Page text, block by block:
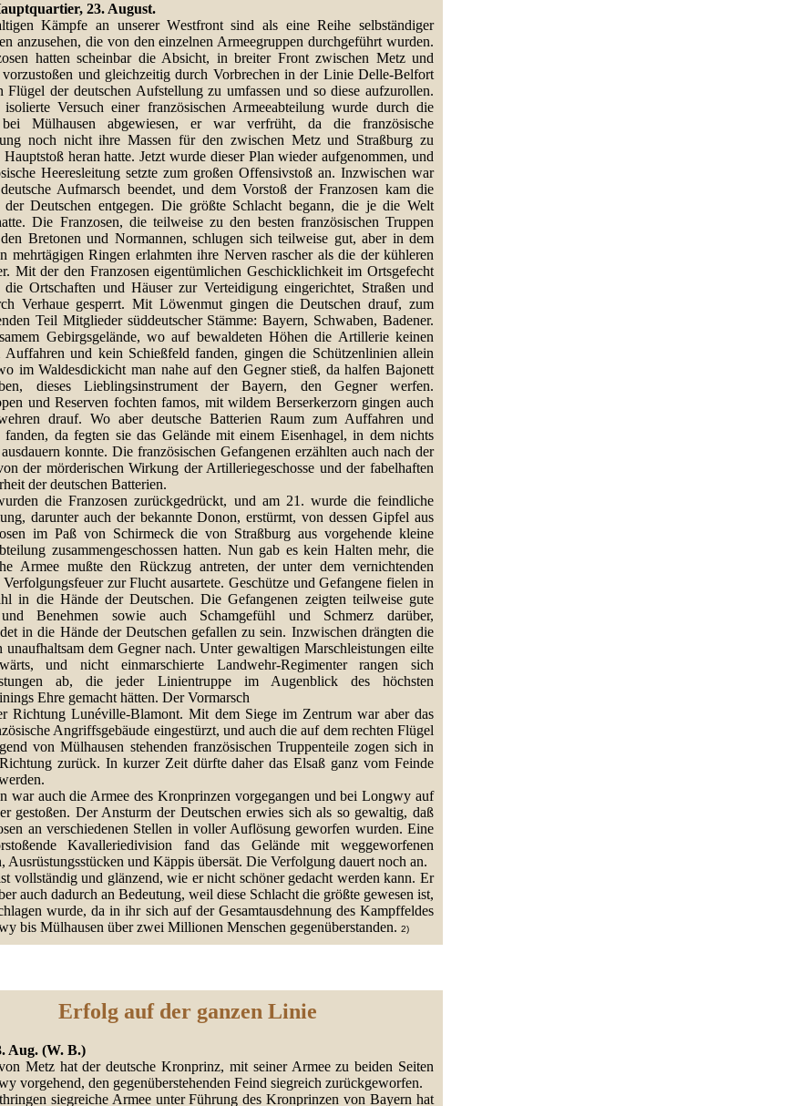
23. August.
Kämpfe an unserer Westfront sind als eine Reihe selbständiger
anzusehen, die von den einzelnen Armeegruppen durchgeführt wurden.
hatten scheinbar die Absicht, in breiter Front zwischen Metz und
vorzustoßen und gleichzeitig durch Vorbrechen in der Linie Delle-Belfort
Flügel der deutschen Aufstellung zu umfassen und so diese aufzurollen.
Versuch einer französischen Armeeabteilung wurde durch die
bei Mülhausen abgewiesen, er war verfrüht, da die französische
noch nicht ihre Massen für den zwischen Metz und Straßburg zu
Hauptstoß heran hatte. Jetzt wurde dieser Plan wieder aufgenommen, und
Heeresleitung setzte zum großen Offensivstoß an. Inzwischen war
Aufmarsch beendet, und dem Vorstoß der Franzosen kam die
der Deutschen entgegen. Die größte Schlacht begann, die je die Welt
Die Franzosen, die teilweise zu den besten französischen Truppen
Bretonen und Normannen, schlugen sich teilweise gut, aber in dem
mehrtägigen Ringen erlahmten ihre Nerven rascher als die der kühleren
Mit der den Franzosen eigentümlichen Geschicklichkeit im Ortsgefecht
die Ortschaften und Häuser zur Verteidigung eingerichtet, Straßen und
Verhaue gesperrt. Mit Löwenmut gingen die Deutschen drauf, zum
Teil Mitglieder süddeutscher Stämme: Bayern, Schwaben, Badener.
Gebirgsgelände, wo auf bewaldeten Höhen die Artillerie keinen
Auffahren und kein Schießfeld fanden, gingen die Schützenlinien allein
im Waldesdickicht man nahe auf den Gegner stieß, da halfen Bajonett
dieses Lieblingsinstrument der Bayern, den Gegner werfen.
und Reserven fochten famos, mit wildem Berserkerzorn gingen auch
drauf. Wo aber deutsche Batterien Raum zum Auffahren und
fanden, da fegten sie das Gelände mit einem Eisenhagel, in dem nichts
konnte. Die französischen Gefangenen erzählten auch nach der
der mörderischen Wirkung der Artilleriegeschosse und der fabelhaften
der deutschen Batterien.
die Franzosen zurückgedrückt, und am 21. wurde die feindliche
darunter auch der bekannte Donon, erstürmt, von dessen Gipfel aus
im Paß von Schirmeck die von Straßburg aus vorgehende kleine
zusammengeschossen hatten. Nun gab es kein Halten mehr, die
Armee mußte den Rückzug antreten, der unter dem vernichtenden
Verfolgungsfeuer zur Flucht ausartete. Geschütze und Gefangene fielen in
in die Hände der Deutschen. Die Gefangenen zeigten teilweise gute
Benehmen sowie auch Schamgefühl und Schmerz darüber,
in die Hände der Deutschen gefallen zu sein. Inzwischen drängten die
unaufhaltsam dem Gegner nach. Unter gewaltigen Marschleistungen eilte
und nicht einmarschierte Landwehr-Regimenter rangen sich
ab, die jeder Linientruppe im Augenblick des höchsten
Ehre gemacht hätten. Der Vormarsch
Richtung Lunéville-Blamont. Mit dem Siege im Zentrum war aber das
Angriffsgebäude eingestürzt, und auch die auf dem rechten Flügel
von Mülhausen stehenden französischen Truppenteile zogen sich in
zurück. In kurzer Zeit dürfte daher das Elsaß ganz vom Feinde
war auch die Armee des Kronprinzen vorgegangen und bei Longwy auf
gestoßen. Der Ansturm der Deutschen erwies sich als so gewaltig, daß
an verschiedenen Stellen in voller Auflösung geworfen wurden. Eine
Kavalleriedivision fand das Gelände mit weggeworfenen
Ausrüstungsstücken und Käppis übersät. Die Verfolgung dauert noch an.
vollständig und glänzend, wie er nicht schöner gedacht werden kann. Er
auch dadurch an Bedeutung, weil diese Schlacht die größte gewesen ist,
wurde, da in ihr sich auf der Gesamtausdehnung des Kampffeldes
bis Mülhausen über zwei Millionen Menschen gegenüberstanden. 2)
Erfolg auf der ganzen Linie
Aug. (W. B.)
Metz hat der deutsche Kronprinz, mit seiner Armee zu beiden Seiten
vorgehend, den gegenüberstehenden Feind siegreich zurückgeworfen.
siegreiche Armee unter Führung des Kronprinzen von Bayern hat